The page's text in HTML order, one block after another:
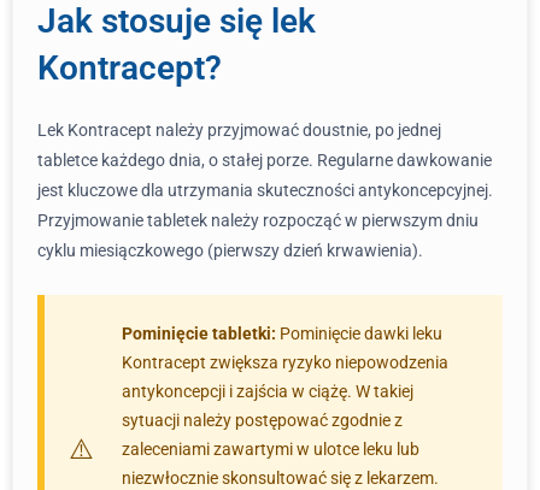
Jak stosuje się lek
Kontracept?
Lek Kontracept należy przyjmować doustnie, po jednej
tabletce każdego dnia, o stałej porze. Regularne dawkowanie
jest kluczowe dla utrzymania skuteczności antykoncepcyjnej.
Przyjmowanie tabletek należy rozpocząć w pierwszym dniu
cyklu miesiączkowego (pierwszy dzień krwawienia).
Pominięcie tabletki: Pominięcie dawki leku
Kontracept zwiększa ryzyko niepowodzenia
antykoncepcji i zajścia w ciążę. W takiej
sytuacji należy postępować zgodnie z
zaleceniami zawartymi w ulotce leku lub
niezwłocznie skonsultować się z lekarzem.